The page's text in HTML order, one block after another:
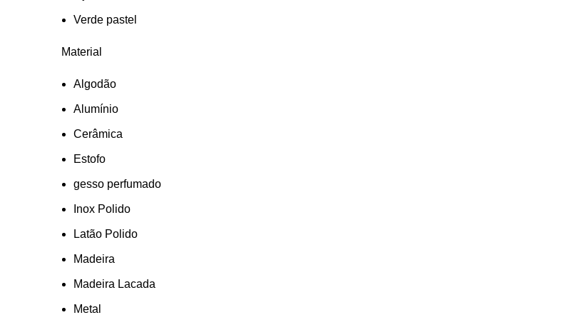
Verde pastel
Material
Algodão
Alumínio
Cerâmica
Estofo
gesso perfumado
Inox Polido
Latão Polido
Madeira
Madeira Lacada
Metal